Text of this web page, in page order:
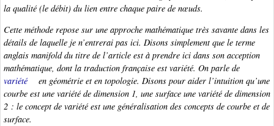
la qualité (le débit) du lien entre chaque paire de nœuds.
Cette méthode repose sur une approche mathématique très savante dans les
détails de laquelle je n’entrerai pas ici. Disons simplement que le terme
anglais manifolddu titre de l’article est à prendre ici dans son acception
mathématique, dont la traduction française estvariété. On parle de
variété
en géométrie et en topologie. Disons pour aider l’intuition qu’une
courbe est une variété de dimension 1, une surface une variété de dimension
2 : le concept de variété est une généralisation des concepts de courbe et de
surface.